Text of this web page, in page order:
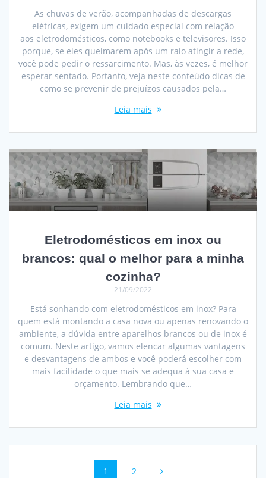
As chuvas de verão, acompanhadas de descargas
elétricas, exigem um cuidado especial com relação
aos eletrodomésticos, como notebooks e televisores. Isso
porque, se eles queimarem após um raio atingir a rede,
você pode pedir o ressarcimento. Mas, às vezes, é melhor
esperar sentado. Portanto, veja neste conteúdo dicas de
como se prevenir de prejuízos causados pela…
Leia mais
Eletrodomésticos em inox ou
brancos: qual o melhor para a minha
cozinha?
21/09/2022
Está sonhando com eletrodomésticos em inox? Para
quem está montando a casa nova ou apenas renovando o
ambiente, a dúvida entre aparelhos brancos ou de inox é
comum. Neste artigo, vamos elencar algumas vantagens
e desvantagens de ambos e você poderá escolher com
mais facilidade o que mais se adequa à sua casa e
orçamento. Lembrando que…
Leia mais
Navegação
Página
1 Página
2